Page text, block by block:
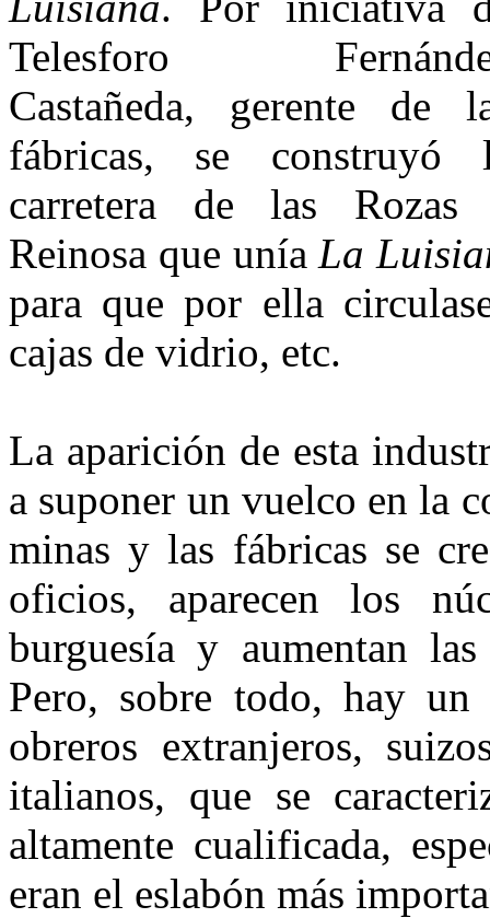
Telesforo
Castañeda, gerente de
fábricas, se construyó
carretera de las Rozas
Reinosa que unía La
para que por ella
cajas de vidrio, etc.
La aparición de esta
a suponer un vuelco en la
minas y las fábricas se
oficios, aparecen los
burguesía y aumentan
Pero, sobre todo, hay un
obreros extranjeros,
italianos, que se
altamente cualificada,
eran el eslabón más